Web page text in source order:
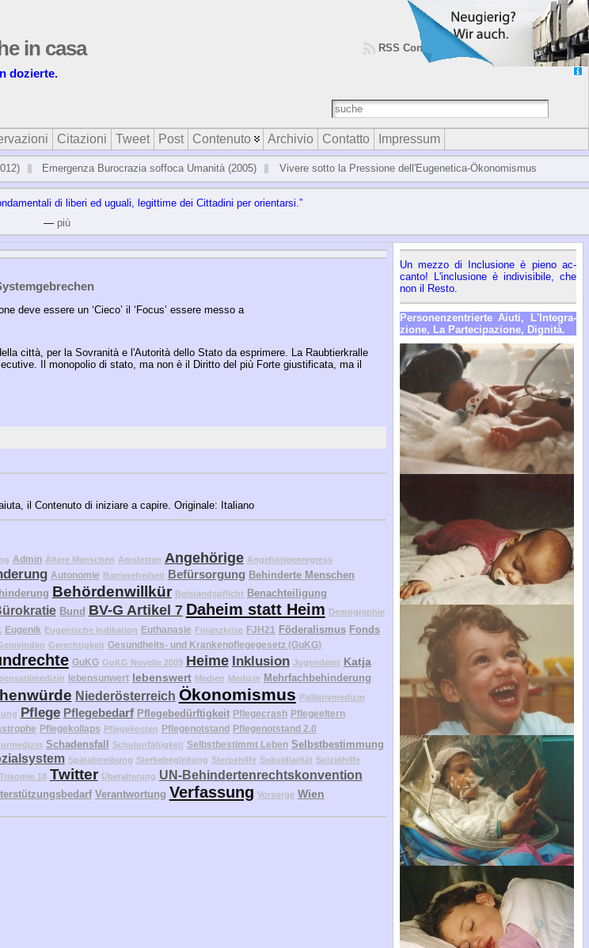
in casa
dozierte.
RSS Commenti
RSS Contributi
Citazioni Tweet Post Contenuto Archivio Contatto Impressum
Emergenza Burocrazia soffoca Umanità (2005) Vivere sotto la Pressione dell'Eugenetica-Ökonomismus
di li­be­ri ed ugua­li, le­git­ti­me dei Cit­ta­di­ni per orien­tar­si.”
— più
deve essere un ‘Cieco’ il ‘Focus’ essere messo a
città, per la Sovranità e l'Autorità dello Stato da esprimere. La Raubtierkralle
Il monopolio di stato, ma non è il Diritto del più Forte giustificata, ma il
il Contenuto di iniziare a capire. Originale: Italiano
Admin Ältere Menschen Amstetten Angehörige Angehörigenregress
Autonomie Barrierefreiheit Befürsorgung Behinderte Menschen
Behördenwillkür Beistandspflicht Benachteiligung
Bund BV-G Artikel 7 Daheim statt Heim Demographie
Eugenik Eugenische Indikation Euthanasie Finanzkrise FJH21 Föderalismus Fonds
Gerechtigkeit Gesundheits- und Krankenpflegegesetz (GuKG)
GuKG GuKG Novelle 2009 Heime Inklusion Jugendamt Katja
lebensunwert lebenswert Medien Medizin Mehrfachbehinderung
Niederösterreich Ökonomismus Palliativmedizin
Pflege Pflegebedarf Pflegebedürftigkeit Pflegecrash Pflegeeltern
Pflegekollaps Pflegekosten Pflegenotstand Pflegenotstand 2.0
Schadensfall Schulunfähigkeit Selbstbestimmt Leben Selbstbestimmung
Spätabtreibung Sterbebegleitung Sterbehilfe Subsidiarität Suizidhilfe
Trisomie 18 Twitter Überalterung UN-Behindertenrechtskonvention
Verantwortung Verfassung Vorsorge Wien
Un mez­zo di In­clu­sio­ne è pie­no ac­
can­to! L'in­clu­sio­ne è in­di­vi­si­bi­le, che
non il Re­sto.
Per­so­nen­zen­trier­te Aiu­ti, L'In­te­gra­
zio­ne, La Par­te­ci­pa­zio­ne, Di­gni­tà.